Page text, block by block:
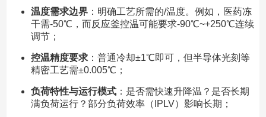
温度需求边界：明确工艺所需的/温度。例如，医药冻
干需-50℃，而反应釜控温可能要求-90℃~+250℃连续
调节；
控温精度要求：普通冷却±1℃即可，但半导体光刻等
精密工艺需±0.005℃；
负荷特性与运行模式：是否需快速升降温？是否长期
满负荷运行？部分负荷效率（IPLV）影响长期；